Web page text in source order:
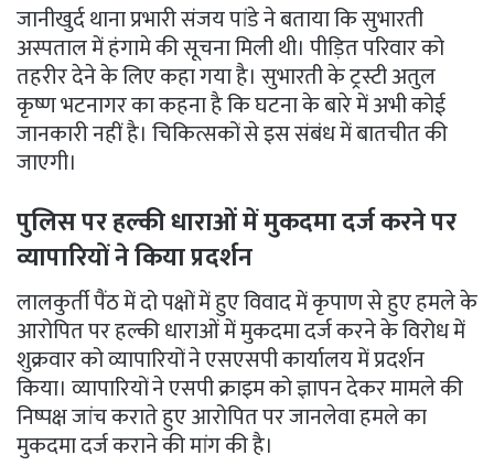
जानीखुर्द थाना प्रभारी संजय पांडे ने बताया कि सुभारती
अस्पताल में हंगामे की सूचना मिली थी। पीड़ित परिवार को
तहरीर देने के लिए कहा गया है। सुभारती के ट्रस्टी अतुल
कृष्ण भटनागर का कहना है कि घटना के बारे में अभी कोई
जानकारी नहीं है। चिकित्सकों से इस संबंध में बातचीत की
जाएगी।
पुलिस पर हल्की धाराओं में मुकदमा दर्ज करने पर
व्यापारियों ने किया प्रदर्शन
लालकुर्ती पैंठ में दो पक्षों में हुए विवाद में कृपाण से हुए हमले के
आरोपित पर हल्की धाराओं में मुकदमा दर्ज करने के विरोध में
शुक्रवार को व्यापारियों ने एसएसपी कार्यालय में प्रदर्शन
किया। व्यापारियों ने एसपी क्राइम को ज्ञापन देकर मामले की
निष्पक्ष जांच कराते हुए आरोपित पर जानलेवा हमले का
मुकदमा दर्ज कराने की मांग की है।